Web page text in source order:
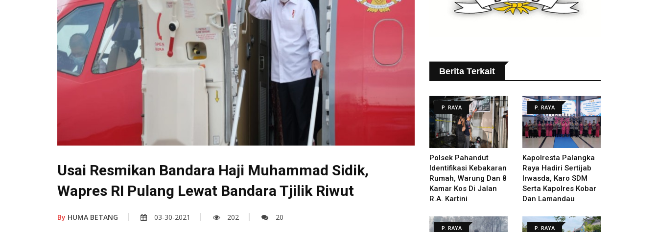
Usai Resmikan Bandara Haji Muhammad Sidik,
Wapres RI Pulang Lewat Bandara Tjilik Riwut
By HUMA BETANG 03-30-2021 202 20
Berita Terkait
P. RAYA
Polsek Pahandut
Identifikasi Kebakaran
Rumah, Warung Dan 8
Kamar Kos Di Jalan
R.A. Kartini
P. RAYA
Kapolresta Palangka
Raya Hadiri Sertijab
Irwasda, Karo SDM
Serta Kapolres Kobar
Dan Lamandau
P. RAYA P. RAYA